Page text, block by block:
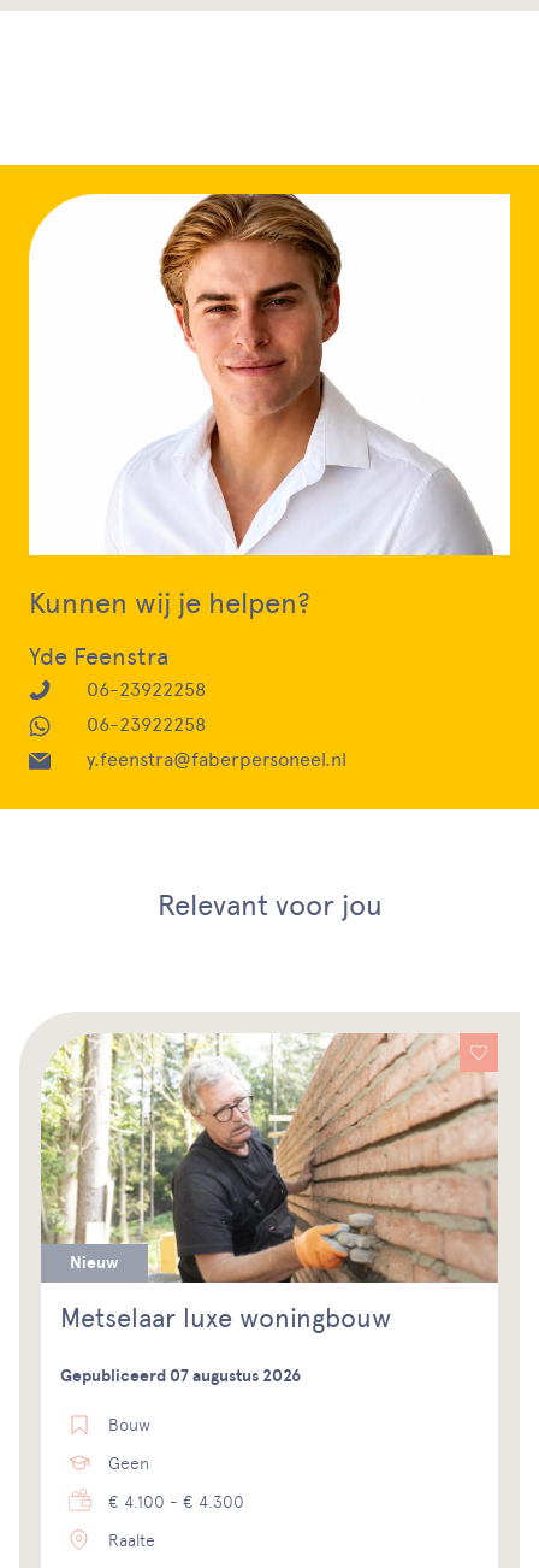
Kunnen wij je helpen?
Yde Feenstra
06-23922258
06-23922258
y.feenstra@faberpersoneel.nl
Relevant voor jou
Nieuw
Metselaar luxe woningbouw
Gepubliceerd 07 augustus 2026
Bouw
Geen
€ 4.100 - € 4.300
Raalte